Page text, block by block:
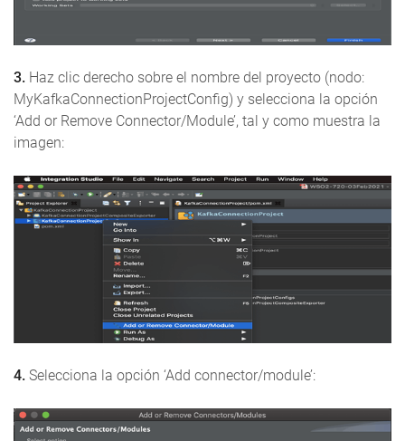
3. Haz clic derecho sobre el nombre del proyecto (nodo:
MyKafkaConnectionProjectConfig) y selecciona la opción
‘Add or Remove Connector/Module’, tal y como muestra la
imagen:
4. Selecciona la opción ‘Add connector/module’: